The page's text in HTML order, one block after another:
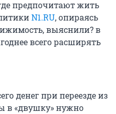
предпочитают жить
N1.RU, опираясь
выяснили? в
всего расширять
денег при переезде из
в «двушку» нужно